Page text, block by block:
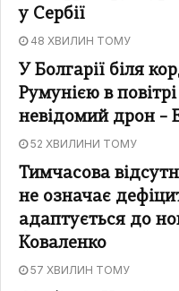
у Сербії
48 ХВИЛИН ТОМУ
У Болгарії біля
Румунією в
невідомий дрон –
52 ХВИЛИНИ ТОМУ
Тимчасова
не означає
адаптується до
Коваленко
57 ХВИЛИН ТОМУ